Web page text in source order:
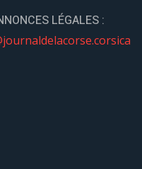
LÉGALES :